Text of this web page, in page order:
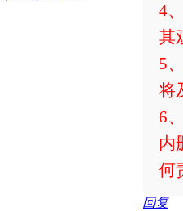
4
其
5
将
6
内
何
回复